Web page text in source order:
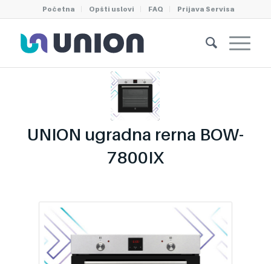
Početna Opšti uslovi FAQ Prijava Servisa
UNION ugradna rerna BOW-
7800IX